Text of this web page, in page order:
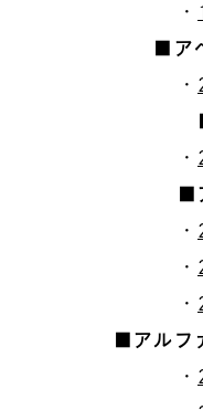
・
■ア
・
・
■
・
・
・
■アルフ
・